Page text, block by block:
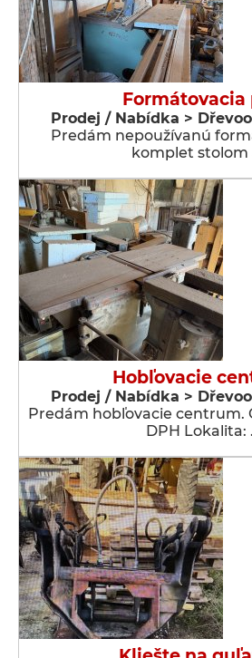
Formátovacia
Prodej / Nabídka >
Predám nepoužívanú
komplet stolom
Hobľovacie
Prodej / Nabídka >
Predám hobľovacie centrum.
DPH Lokalita: